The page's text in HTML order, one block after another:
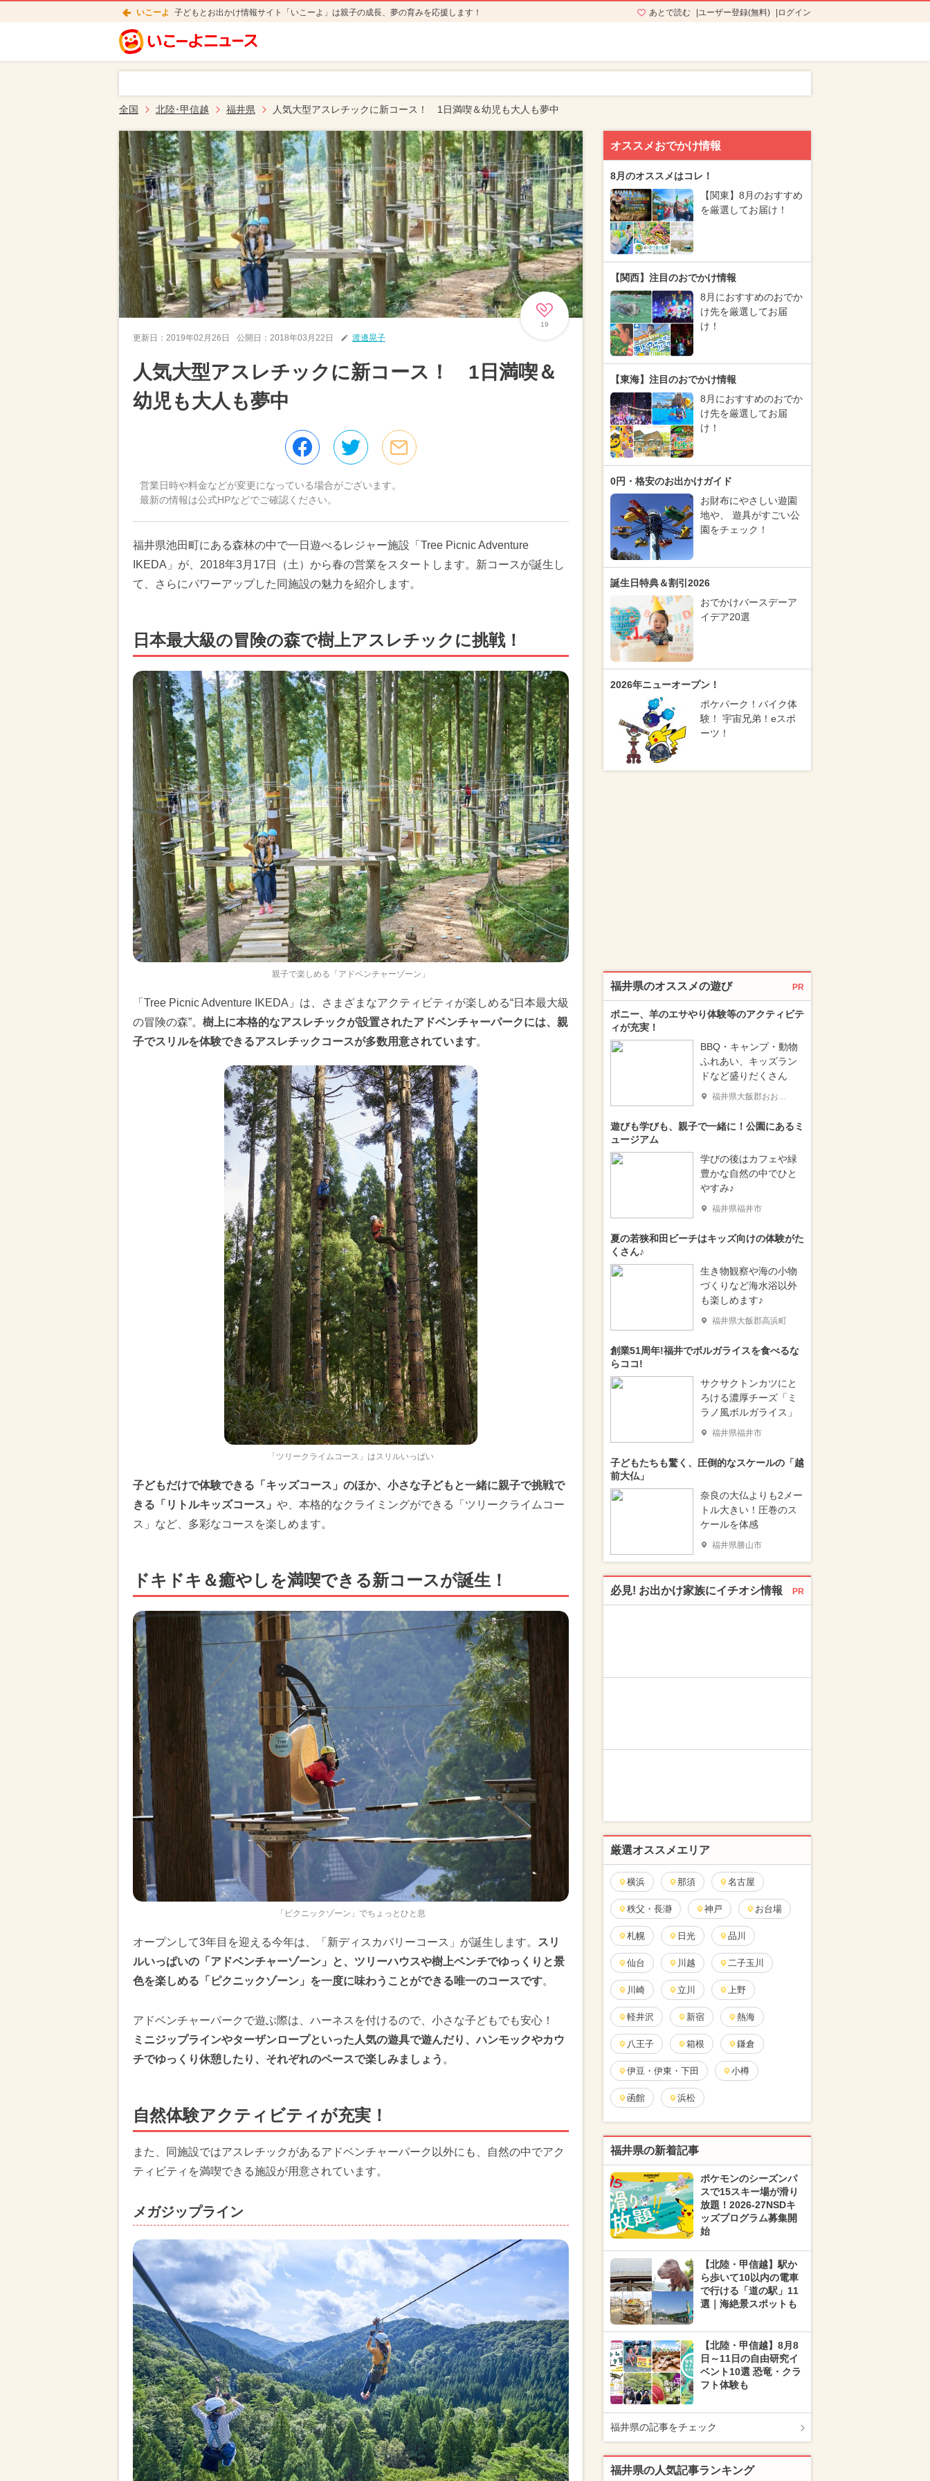
いこーよ 子どもとお出かけ情報サイト「いこーよ」は親子の成長、夢の育みを応援します！ あとで読む ユーザー登録(無料) ログイン
全国 北陸･甲信越 福井県 人気大型アスレチックに新コース！ 1日満喫＆幼児も大人も夢中
19
更新日： 2019年02月26日 公開日： 2018年03月22日 渡邊晃子
人気大型アスレチックに新コース！ 1日満喫＆
幼児も大人も夢中
営業日時や料金などが変更になっている場合がございます。
最新の情報は公式HPなどでご確認ください。
福井県池田町にある森林の中で一日遊べるレジャー施設「Tree Picnic Adventure
IKEDA」が、2018年3月17日（土）から春の営業をスタートします。新コースが誕生し
て、さらにパワーアップした同施設の魅力を紹介します。
日本最大級の冒険の森で樹上アスレチックに挑戦！
親子で楽しめる「アドベンチャーゾーン」
「Tree Picnic Adventure IKEDA」は、さまざまなアクティビティが楽しめる“日本最大級
の冒険の森”。 樹上に本格的なアスレチックが設置されたアドベンチャーパークには、親
子でスリルを体験できるアスレチックコースが多数用意されています。
「ツリークライムコース」はスリルいっぱい
子どもだけで体験できる「キッズコース」のほか、小さな子どもと一緒に親子で挑戦で
きる「リトルキッズコース」 や、本格的なクライミングができる「ツリークライムコー
ス」など、多彩なコースを楽しめます。
ドキドキ＆癒やしを満喫できる新コースが誕生！
「ピクニックゾーン」でちょっとひと息
オープンして3年目を迎える今年は、「新ディスカバリーコース」が誕生します。
スリ
ルいっぱいの「アドベンチャーゾーン」と、ツリーハウスや樹上ベンチでゆっくりと景
色を楽しめる「ピクニックゾーン」を一度に味わうことができる唯一のコースです。
アドベンチャーパークで遊ぶ際は、ハーネスを付けるので、小さな子どもでも安心！
ミニジップラインやターザンロープといった人気の遊具で遊んだり、ハンモックやカウ
チでゆっくり休憩したり、それぞれのペースで楽しみましょう 。
自然体験アクティビティが充実！
また、同施設ではアスレチックがあるアドベンチャーパーク以外にも、自然の中でアク
ティビティを満喫できる施設が用意されています。
メガジップライン
オススメおでかけ情報
8月のオススメはコレ！
【関東】8月のおすすめ
を厳選してお届け！
【関西】注目のおでかけ情報
8月におすすめのおでか
け先を厳選してお届
け！
【東海】注目のおでかけ情報
8月におすすめのおでか
け先を厳選してお届
け！
0円・格安のお出かけガイド
お財布にやさしい遊園
地や、 遊具がすごい公
園をチェック！
誕生日特典＆割引2026
おでかけバースデーア
イデア20選
2026年ニューオープン！
ポケパーク！バイク体
験！ 宇宙兄弟！eスポ
ーツ！
福井県のオススメの遊び PR
ポニー、羊のエサやり体験等のアクティビテ
ィが充実！
BBQ・キャンプ・動物
ふれあい、キッズラン
ドなど盛りだくさん
福井県大飯郡おおい町
遊びも学びも、親子で一緒に！公園にあるミ
ュージアム
学びの後はカフェや緑
豊かな自然の中でひと
やすみ♪
福井県福井市
夏の若狭和田ビーチはキッズ向けの体験がた
くさん♪
生き物観察や海の小物
づくりなど海水浴以外
も楽しめます♪
福井県大飯郡高浜町
創業51周年!福井でボルガライスを食べるな
らココ!
サクサクトンカツにと
ろける濃厚チーズ「ミ
ラノ風ボルガライス」
福井県福井市
子どもたちも驚く、圧倒的なスケールの「越
前大仏」
奈良の大仏よりも2メー
トル大きい！圧巻のス
ケールを体感
福井県勝山市
必見! お出かけ家族にイチオシ情報 PR
厳選オススメエリア
横浜 那須 名古屋
秩父・長瀞 神戸 お台場
札幌 日光 品川
仙台 川越 二子玉川
川崎 立川 上野
軽井沢 新宿 熱海
八王子 箱根 鎌倉
伊豆・伊東・下田 小樽
函館 浜松
福井県の新着記事
ポケモンのシーズンパ
スで15スキー場が滑り
放題！2026-27NSDキ
ッズプログラム募集開
始
【北陸・甲信越】駅か
ら歩いて10以内の電車
で行ける「道の駅」11
選｜海絶景スポットも
【北陸・甲信越】8月8
日～11日の自由研究イ
ベント10選 恐竜・クラ
フト体験も
福井県の記事をチェック
福井県の人気記事ランキング